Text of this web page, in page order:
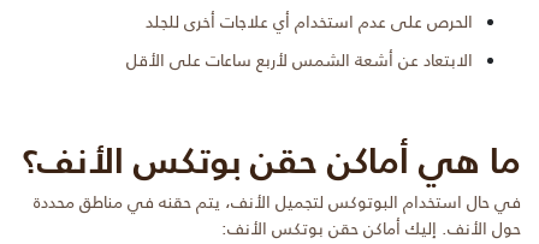
الحرص على عدم استخدام أي علاجات أخرى للجلد
الابتعاد عن أشعة الشمس لأربع ساعات على الأقل
ما هي أماكن حقن بوتكس الأنف؟
في حال استخدام البوتوكس لتجميل الأنف، يتم حقنه في مناطق محددة
حول الأنف. إليك أماكن حقن بوتكس الأنف: